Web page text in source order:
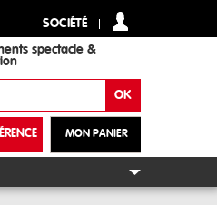
SOCIÉTÉ
spectacle &
MON PANIER
+